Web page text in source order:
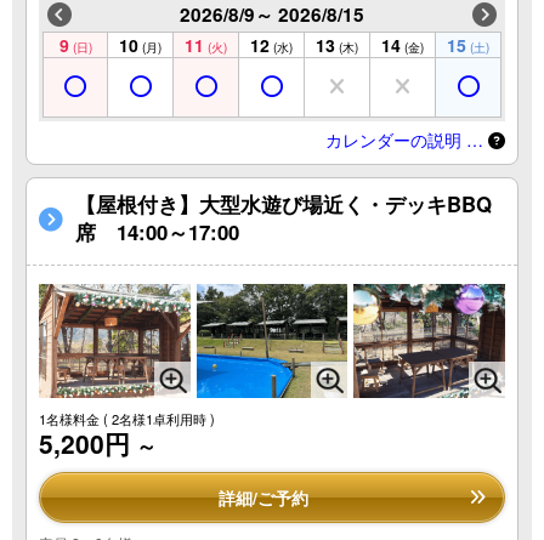
2026/8/9～ 2026/8/15
9 (日) 10 (月) 11 (火) 12 (水) 13 (木) 14 (金) 15 (土)
カレンダーの説明 …
【屋根付き】大型水遊び場近く・デッキBBQ
席 14:00～17:00
1名様料金( 2名様1卓利用時 )
5,200円 ～
詳細/ご予約